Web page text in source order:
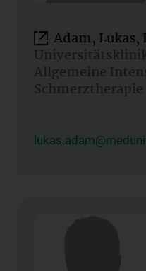
Adam,
Allgemeine
Schmerztherapie